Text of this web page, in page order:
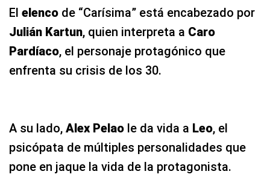
El elenco de “Carísima” está encabezado por
Julián Kartun, quien interpreta a Caro
Pardíaco, el personaje protagónico que
enfrenta su crisis de los 30.
A su lado, Alex Pelao le da vida a Leo, el
psicópata de múltiples personalidades que
pone en jaque la vida de la protagonista.